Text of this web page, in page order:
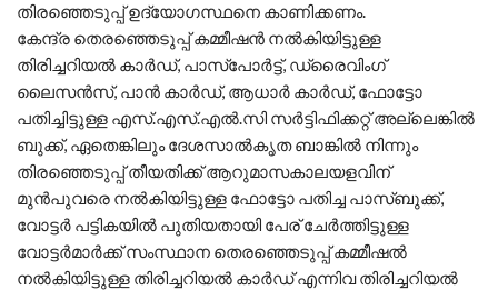
തിരഞ്ഞെടുപ്പ് ഉദ്യോഗസ്ഥനെ കാണിക്കണം.
കേന്ദ്ര തെരഞ്ഞെടുപ്പ് കമ്മീഷന്‍ നല്‍കിയിട്ടുള്ള
തിരിച്ചറിയല്‍ കാര്‍ഡ്, പാസ്പോര്‍ട്ട്, ഡ്രൈവിംഗ്
ലൈസന്‍സ്, പാന്‍ കാര്‍ഡ്, ആധാര്‍ കാര്‍ഡ്, ഫോട്ടോ
പതിച്ചിട്ടുള്ള എസ്.എസ്.എല്‍.സി സര്‍ട്ടിഫിക്കറ്റ് അല്ലെങ്കില്‍
ബുക്ക്, ഏതെങ്കിലും ദേശസാല്‍കൃത ബാങ്കില്‍ നിന്നും
തിരഞ്ഞെടുപ്പ് തീയതിക്ക് ആറുമാസകാലയളവിന്
മുന്‍പുവരെ നല്‍കിയിട്ടുള്ള ഫോട്ടോ പതിച്ച പാസ്ബുക്ക്,
വോട്ടര്‍ പട്ടികയില്‍ പുതിയതായി പേര് ചേര്‍ത്തിട്ടുള്ള
വോട്ടര്‍മാര്‍ക്ക് സംസ്ഥാന തെരഞ്ഞെടുപ്പ് കമ്മീഷല്‍
നല്‍കിയിട്ടുള്ള തിരിച്ചറിയല്‍ കാര്‍ഡ് എന്നിവ തിരിച്ചറിയല്‍